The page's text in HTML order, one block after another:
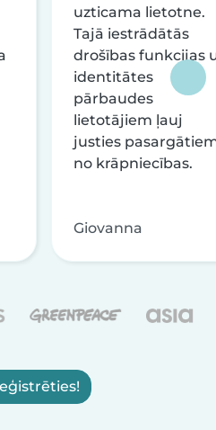
uzticama lietotne.
Tajā iestrādātās
drošības funkcijas
identitātes
pārbaudes
lietotājiem ļauj
justies
no krāpniecības.
Giovanna